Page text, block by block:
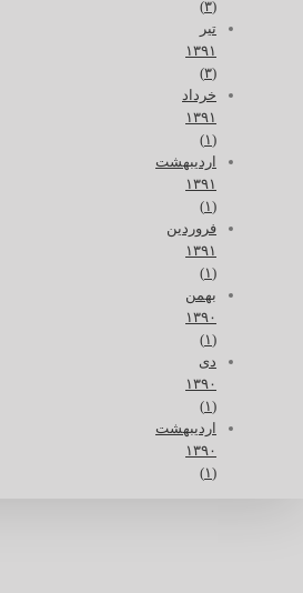
تیر
۱۳۹۱
خرداد
۱۳۹۱
اردیبهشت
۱۳۹۱
فروردین
۱۳۹۱
بهمن
۱۳۹۰
دی
۱۳۹۰
اردیبهشت
۱۳۹۰